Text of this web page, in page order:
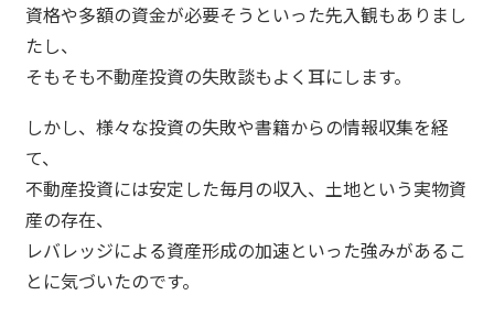
資格や多額の資金が必要そうといった先入観もありまし
たし、
そもそも不動産投資の失敗談もよく耳にします。
しかし、様々な投資の失敗や書籍からの情報収集を経
て、
不動産投資には安定した毎月の収入、土地という実物資
産の存在、
レバレッジによる資産形成の加速といった強みがあるこ
とに気づいたのです。